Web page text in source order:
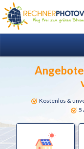
Kostenlos &
5